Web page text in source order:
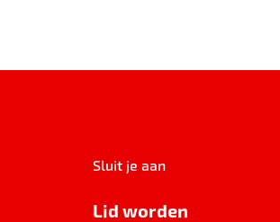
Sluit je aan
Lid worden